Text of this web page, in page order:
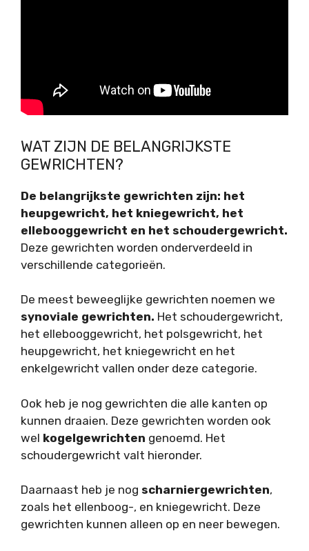
WAT ZIJN DE BELANGRIJKSTE
GEWRICHTEN?
De belangrijkste gewrichten zijn: het
heupgewricht, het kniegewricht, het
ellebooggewricht en het schoudergewricht.
Deze gewrichten worden onderverdeeld in
verschillende categorieën.
De meest beweeglijke gewrichten noemen we
synoviale gewrichten. Het schoudergewricht,
het ellebooggewricht, het polsgewricht, het
heupgewricht, het kniegewricht en het
enkelgewricht vallen onder deze categorie.
Ook heb je nog gewrichten die alle kanten op
kunnen draaien. Deze gewrichten worden ook
wel kogelgewrichten genoemd. Het
schoudergewricht valt hieronder.
Daarnaast heb je nog scharniergewrichten,
zoals het ellenboog-, en kniegewricht. Deze
gewrichten kunnen alleen op en neer bewegen.